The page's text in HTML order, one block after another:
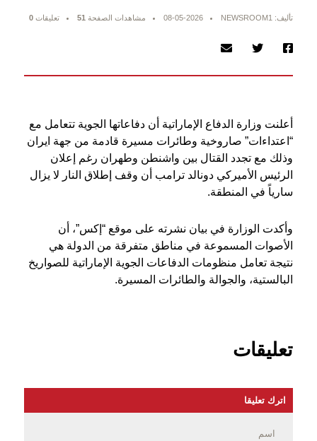
تأليف: NEWSROOM1 08-05-2026 مشاهدات الصفحة 51 تعليقات 0
أعلنت وزارة الدفاع الإماراتية أن دفاعاتها الجوية تتعامل مع
“اعتداءات” صاروخية وطائرات مسيرة قادمة من جهة ايران
وذلك مع تجدد القتال بين واشنطن وطهران رغم إعلان
الرئيس الأميركي دونالد ترامب أن وقف إطلاق النار لا يزال
سارياً في المنطقة.
وأكدت الوزارة في بيان نشرته على موقع “إكس”، أن
الأصوات المسموعة في مناطق متفرقة من الدولة هي
نتيجة تعامل منظومات الدفاعات الجوية الإماراتية للصواريخ
البالستية، والجوالة والطائرات المسيرة.
تعليقات
اترك تعليقا